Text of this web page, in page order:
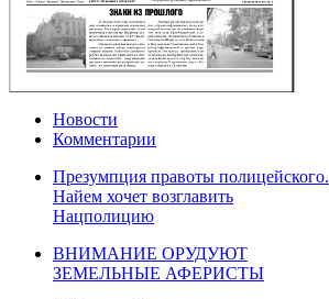
Новости
Комментарии
Презумпция правоты полицейского.
Найем хочет возглавить
Нацполицию
ВНИМАНИЕ ОРУДУЮТ
ЗЕМЕЛЬНЫЕ АФЕРИСТЫ